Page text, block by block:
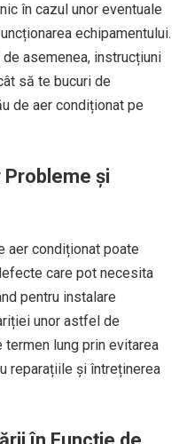
în cazul unor eventuale
echipamentului.
asemenea, instrucțiuni
să te bucuri de
de aer condiționat pe
și
aer condiționat poate
care pot necesita
pentru instalare
unor astfel de
lung prin evitarea
reparațiile și întreținerea